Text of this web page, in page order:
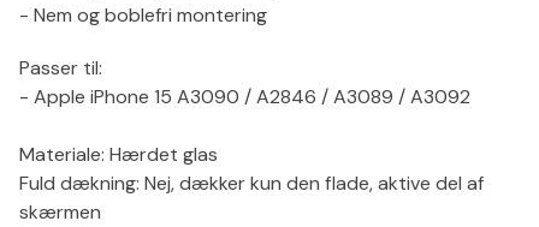
- Nem og boblefri montering
Passer til:
- Apple iPhone 15 A3090 / A2846 / A3089 / A3092
Materiale: Hærdet glas
Fuld dækning: Nej, dækker kun den flade, aktive del af
skærmen